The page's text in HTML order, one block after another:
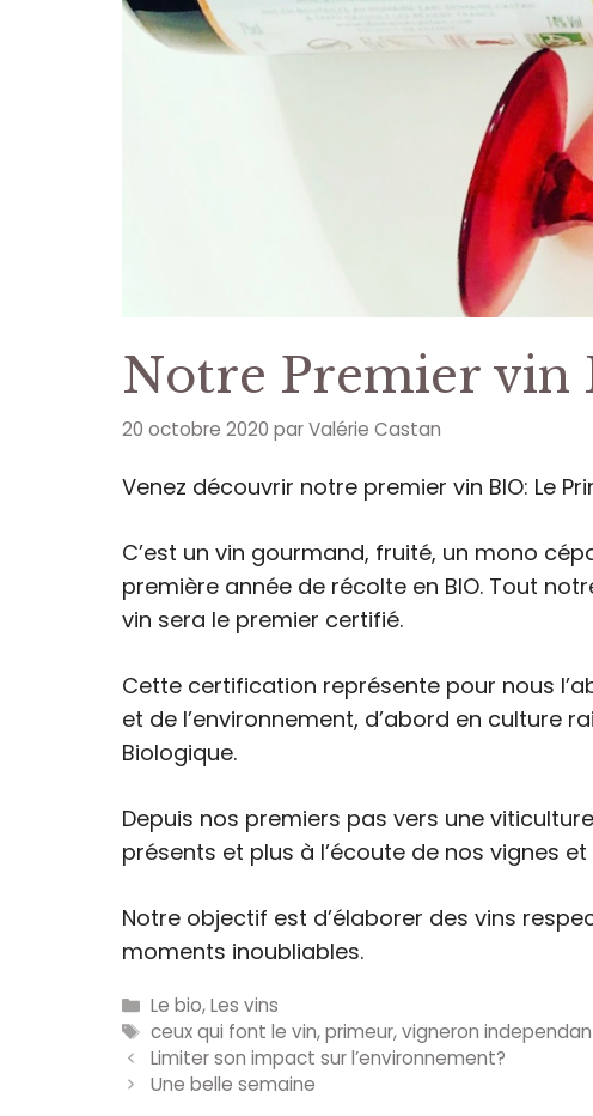
Notre Premier vin
20 octobre 2020 parValérie Castan
Venez découvrir notre premier vin BIO: Le
C’est un vin gourmand, fruité, un mono
première année de récolte en BIO. Tout
vin sera le premier certifié.
Cette certification représente pour nous
et de l’environnement, d’abord en culture
Biologique.
Depuis nos premiers pas vers une
présents et plus à l’écoute de nos vignes
Notre objectif est d’élaborer des vins
moments inoubliables.
Catégories
Le bio,Les vins
Étiquettes
ceux qui font le vin,primeur,vigneron
Limiter son impact sur l’environnement?
Une belle semaine